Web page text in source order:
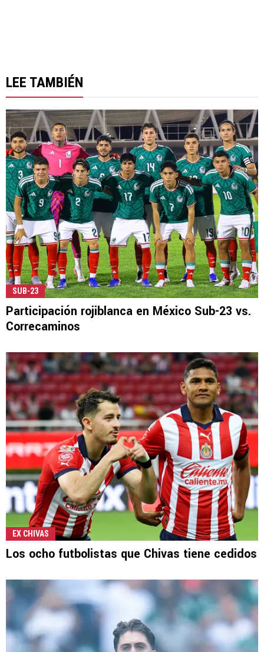
LEE TAMBIÉN
SUB-23
Participación rojiblanca en México Sub-23 vs.
Correcaminos
EX CHIVAS
Los ocho futbolistas que Chivas tiene cedidos